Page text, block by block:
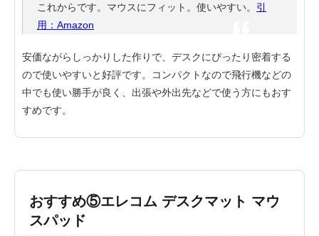
これからです。マウスにフィット。使いやすい。 引
用：Amazon
安価ながらしっかりした作りで、デスクにぴったり密着する
ので使いやすいと好評です。コンパクトなので飛行機などの
中でも使い勝手が良く、出張や外出先などで使う方にもおす
すめです。
おすすめ⑤エレコム デスクマット マウ
スパッド